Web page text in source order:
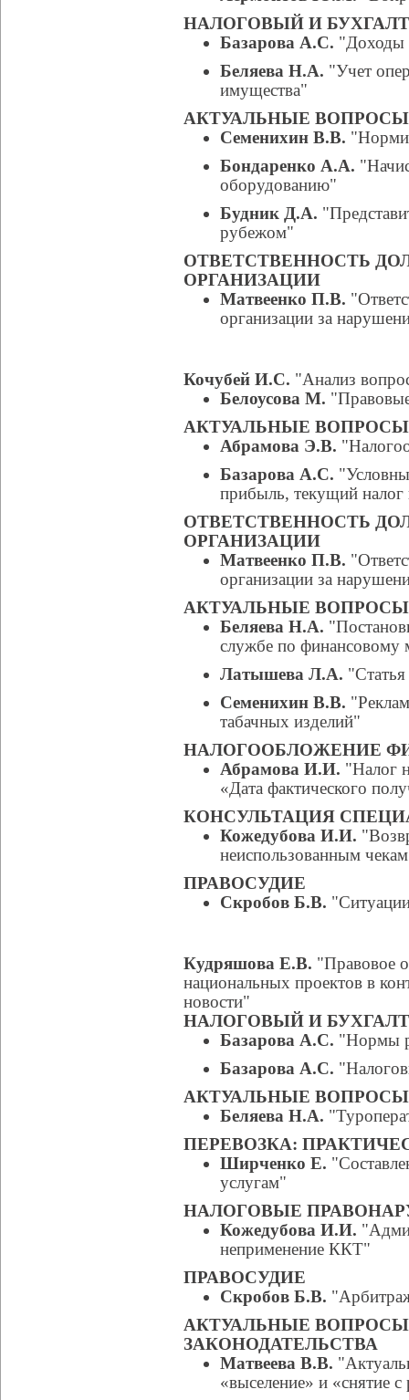
НАЛОГОВЫЙ И
Базарова А.С. "Доходы
Беляева Н.А. "Учет
имущества"
АКТУАЛЬНЫЕ
Семенихин В.В.
Бондаренко А.А.
оборудованию"
Будник Д.А.
рубежом"
ОТВЕТСТВЕННОСТЬ
ОРГАНИЗАЦИИ
Матвеенко П.В.
организации за
Кочубей И.С. "Анализ
Белоусова М.
АКТУАЛЬНЫЕ
Абрамова Э.В.
Базарова А.С.
прибыль, текущий
ОТВЕТСТВЕННОСТЬ
ОРГАНИЗАЦИИ
Матвеенко П.В.
организации за
АКТУАЛЬНЫЕ
Беляева Н.А.
службе по финансовому
Латышева Л.А.
Семенихин В.В.
табачных изделий"
НАЛОГООБЛОЖЕНИЕ
Абрамова И.И. "Налог
«Дата фактического
КОНСУЛЬТАЦИЯ
Кожедубова И.И.
неиспользованным
ПРАВОСУДИЕ
Скробов Б.В.
Кудряшова Е.В. "Правовое
национальных проектов в
новости"
НАЛОГОВЫЙ И
Базарова А.С. "Нормы
Базарова А.С.
АКТУАЛЬНЫЕ
Беляева Н.А.
ПЕРЕВОЗКА:
Ширченко Е.
услугам"
НАЛОГОВЫЕ
Кожедубова И.И.
неприменение ККТ"
ПРАВОСУДИЕ
Скробов Б.В.
АКТУАЛЬНЫЕ
ЗАКОНОДАТЕЛЬСТВА
Матвеева В.В.
«выселение» и «снятие